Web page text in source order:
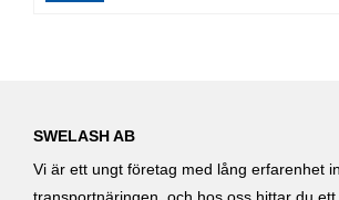
SWELASH AB
Vi är ett ungt företag med lång erfarenhet